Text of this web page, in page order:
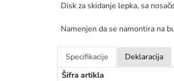
Disk za skidanje lepka, sa
Namenjen da se namontira na
Specifikacije
Deklaracija
Šifra artikla